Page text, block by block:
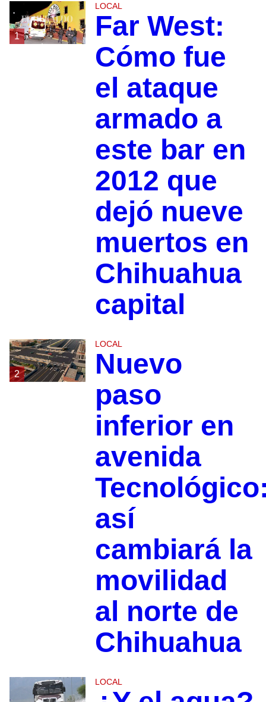
1
LOCAL
Far West:
Cómo fue
el ataque
armado a
este bar en
2012 que
dejó nueve
muertos en
Chihuahua
capital
2
LOCAL
Nuevo
paso
inferior en
avenida
así
cambiará la
movilidad
al norte de
Chihuahua
LOCAL